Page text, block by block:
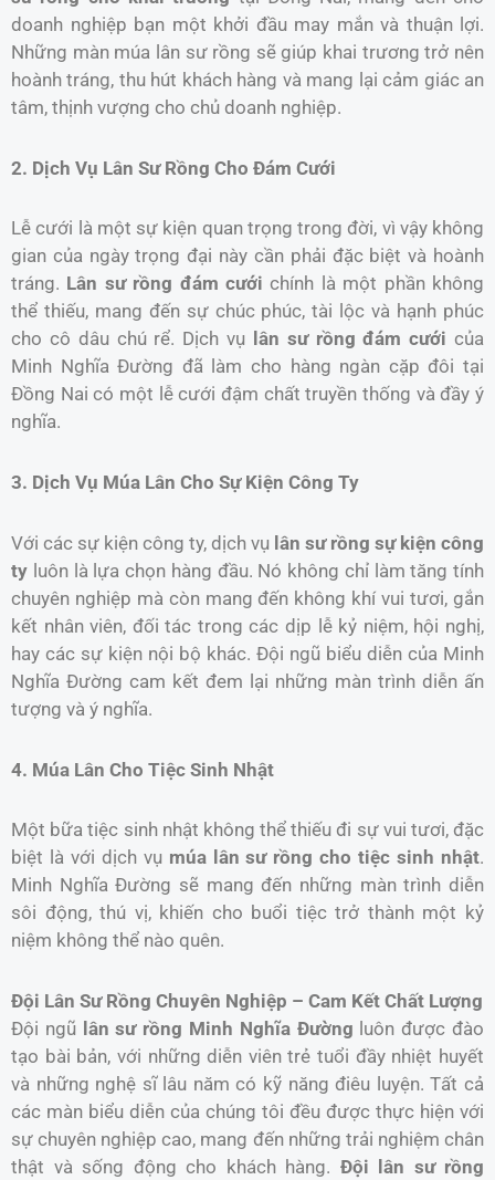
doanh nghiệp bạn một khởi đầu may mắn và thuận lợi.
Những màn múa lân sư rồng sẽ giúp khai trương trở nên
hoành tráng, thu hút khách hàng và mang lại cảm giác an
tâm, thịnh vượng cho chủ doanh nghiệp.
2. Dịch Vụ Lân Sư Rồng Cho Đám Cưới
Lễ cưới là một sự kiện quan trọng trong đời, vì vậy không
gian của ngày trọng đại này cần phải đặc biệt và hoành
tráng. Lân sư rồng đám cưới chính là một phần không
thể thiếu, mang đến sự chúc phúc, tài lộc và hạnh phúc
cho cô dâu chú rể. Dịch vụ lân sư rồng đám cưới của
Minh Nghĩa Đường đã làm cho hàng ngàn cặp đôi tại
Đồng Nai có một lễ cưới đậm chất truyền thống và đầy ý
nghĩa.
3. Dịch Vụ Múa Lân Cho Sự Kiện Công Ty
Với các sự kiện công ty, dịch vụ lân sư rồng sự kiện công
ty luôn là lựa chọn hàng đầu. Nó không chỉ làm tăng tính
chuyên nghiệp mà còn mang đến không khí vui tươi, gắn
kết nhân viên, đối tác trong các dịp lễ kỷ niệm, hội nghị,
hay các sự kiện nội bộ khác. Đội ngũ biểu diễn của Minh
Nghĩa Đường cam kết đem lại những màn trình diễn ấn
tượng và ý nghĩa.
4. Múa Lân Cho Tiệc Sinh Nhật
Một bữa tiệc sinh nhật không thể thiếu đi sự vui tươi, đặc
biệt là với dịch vụ múa lân sư rồng cho tiệc sinh nhật.
Minh Nghĩa Đường sẽ mang đến những màn trình diễn
sôi động, thú vị, khiến cho buổi tiệc trở thành một kỷ
niệm không thể nào quên.
Đội Lân Sư Rồng Chuyên Nghiệp – Cam Kết Chất Lượng
Đội ngũ lân sư rồng Minh Nghĩa Đường luôn được đào
tạo bài bản, với những diễn viên trẻ tuổi đầy nhiệt huyết
và những nghệ sĩ lâu năm có kỹ năng điêu luyện. Tất cả
các màn biểu diễn của chúng tôi đều được thực hiện với
sự chuyên nghiệp cao, mang đến những trải nghiệm chân
thật và sống động cho khách hàng. Đội lân sư rồng